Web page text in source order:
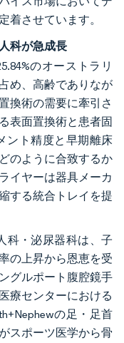
着させています。
科が急成長
のオーストラリ
め、高齢でありなが
換術の需要に牽引さ
表面置換術と患者固
ント精度と早期離床
のように合致するか
イヤーは器具メーカ
する統合トレイを提
科・泌尿器科は、子
の上昇から恩恵を受
グルポート腹腔鏡手
療センターにおける
の足・足首
スポーツ医学から骨